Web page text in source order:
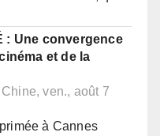
: Une convergence
et de la
ven., août 7
à Cannes